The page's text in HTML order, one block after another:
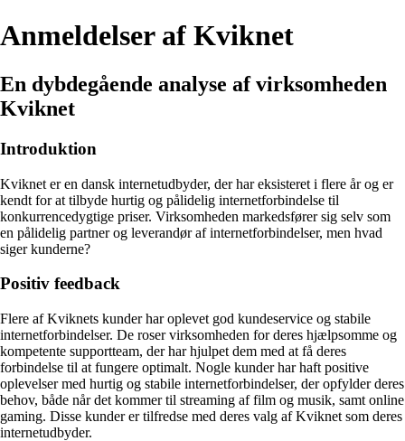
Anmeldelser af Kviknet
En dybdegående analyse af virksomheden
Kviknet
Introduktion
Kviknet er en dansk internetudbyder, der har eksisteret i flere år og er
kendt for at tilbyde hurtig og pålidelig internetforbindelse til
konkurrencedygtige priser. Virksomheden markedsfører sig selv som
en pålidelig partner og leverandør af internetforbindelser, men hvad
siger kunderne?
Positiv feedback
Flere af Kviknets kunder har oplevet god kundeservice og stabile
internetforbindelser. De roser virksomheden for deres hjælpsomme og
kompetente supportteam, der har hjulpet dem med at få deres
forbindelse til at fungere optimalt. Nogle kunder har haft positive
oplevelser med hurtig og stabile internetforbindelser, der opfylder deres
behov, både når det kommer til streaming af film og musik, samt online
gaming. Disse kunder er tilfredse med deres valg af Kviknet som deres
internetudbyder.